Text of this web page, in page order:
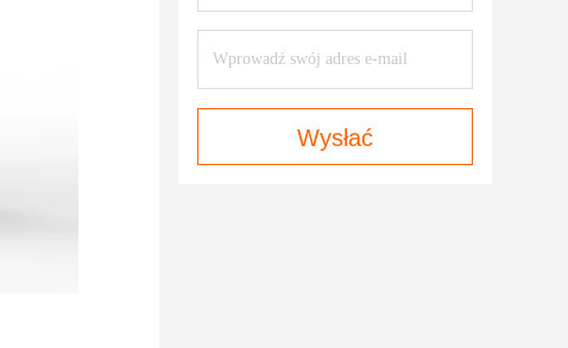
Wysłać